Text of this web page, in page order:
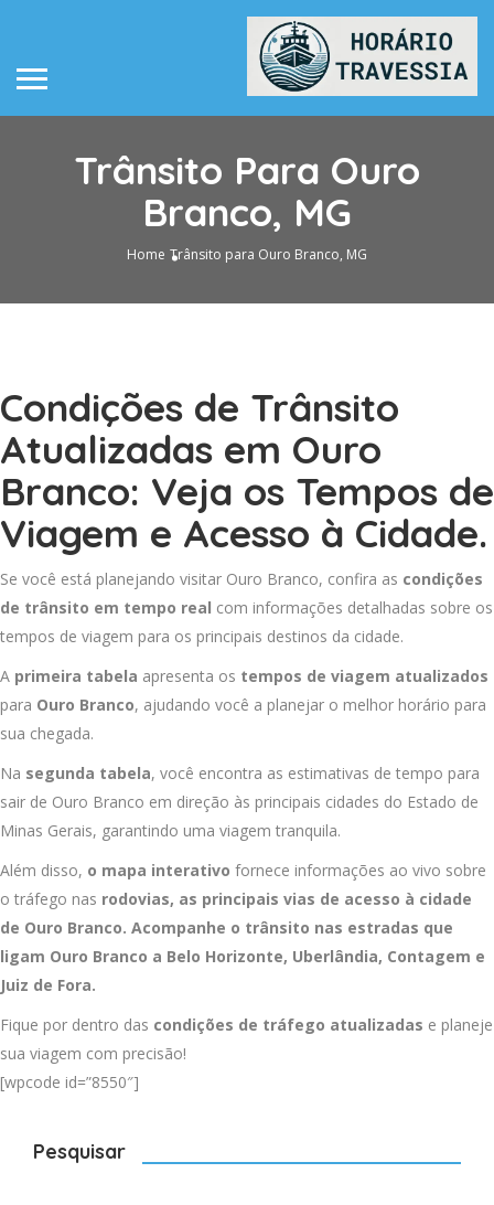
Trânsito Para Ouro
Branco, MG
Home Trânsito para Ouro Branco, MG
Condições de Trânsito
Atualizadas em Ouro
Branco: Veja os Tempos de
Viagem e Acesso à Cidade.
Se você está planejando visitar Ouro Branco, confira as condições
de trânsito em tempo real com informações detalhadas sobre os
tempos de viagem para os principais destinos da cidade.
A primeira tabela apresenta os tempos de viagem atualizados
para Ouro Branco, ajudando você a planejar o melhor horário para
sua chegada.
Na segunda tabela, você encontra as estimativas de tempo para
sair de Ouro Branco em direção às principais cidades do Estado de
Minas Gerais, garantindo uma viagem tranquila.
Além disso, o mapa interativo fornece informações ao vivo sobre
o tráfego nas rodovias, as principais vias de acesso à cidade
de Ouro Branco. Acompanhe o trânsito nas estradas que
ligam Ouro Branco a Belo Horizonte, Uberlândia, Contagem e
Juiz de Fora.
Fique por dentro das condições de tráfego atualizadas e planeje
sua viagem com precisão!
[wpcode id=”8550″]
Pesquisar